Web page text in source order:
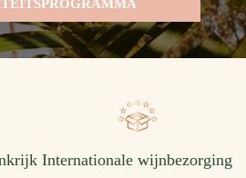
Internationale wijnbezorging